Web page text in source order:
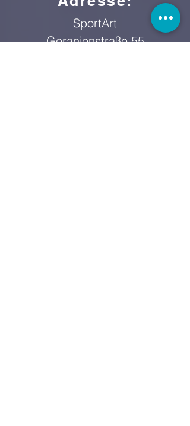
SportArt
Geranienstraße 55